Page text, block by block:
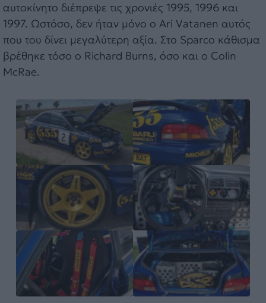
αυτοκίνητο διέπρεψε τις χρονιές 1995, 1996 και
1997. Ωστόσο, δεν ήταν μόνο ο Ari Vatanen αυτός
που του δίνει μεγαλύτερη αξία. Στο Sparco κάθισμα
βρέθηκε τόσο ο Richard Burns, όσο και ο Colin
McRae.